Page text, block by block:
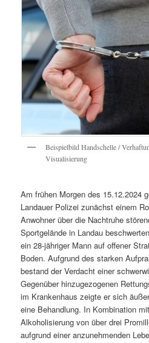
Beispielbild Handschelle /
Visualisierung
Am frühen Morgen des 15.12.2024
Landauer Polizei zunächst einem
Anwohner über die Nachtruhe
Sportgelände in Landau
ein 28-jähriger Mann auf offener
Boden. Aufgrund des starken
bestand der Verdacht einer
Gegenüber hinzugezogenen
im Krankenhaus zeigte er sich
eine Behandlung. In Kombination
Alkoholisierung von über drei
aufgrund einer anzunehmenden